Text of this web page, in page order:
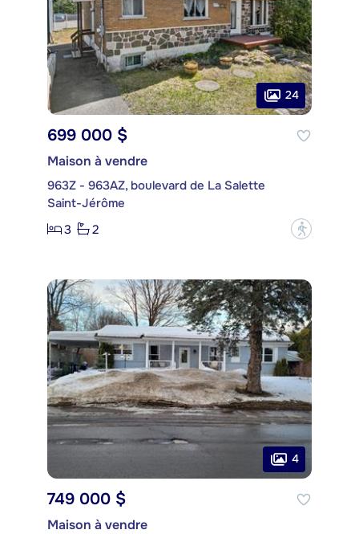
24
699 000 $
Maison à vendre
963Z - 963AZ, boulevard de La Salette
Saint-Jérôme
3
2 ?
4
749 000 $
Maison à vendre